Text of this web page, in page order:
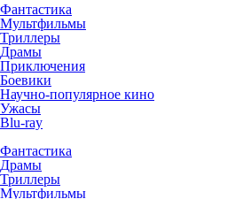
Фантастика
Мультфильмы
Триллеры
Драмы
Приключения
Боевики
Научно-популярное кино
Ужасы
Blu-ray
Фантастика
Драмы
Триллеры
Мультфильмы